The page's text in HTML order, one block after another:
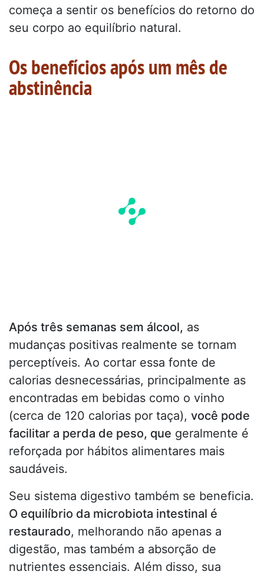
começa a sentir os benefícios do retorno do
seu corpo ao equilíbrio natural.
Os benefícios após um mês de
abstinência
Após três semanas sem álcool, as
mudanças positivas realmente se tornam
perceptíveis. Ao cortar essa fonte de
calorias desnecessárias, principalmente as
encontradas em bebidas como o vinho
(cerca de 120 calorias por taça), você pode
facilitar a perda de peso, que geralmente é
reforçada por hábitos alimentares mais
saudáveis.
Seu sistema digestivo também se beneficia.
O equilíbrio da microbiota intestinal é
restaurado, melhorando não apenas a
digestão, mas também a absorção de
nutrientes essenciais. Além disso, sua